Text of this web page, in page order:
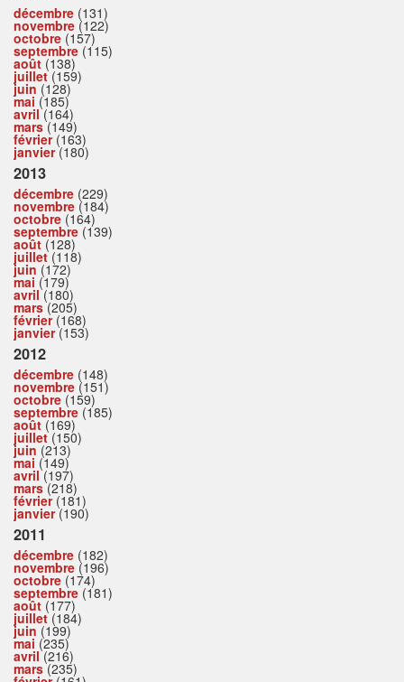
décembre (131)
novembre (122)
octobre (157)
septembre (115)
août (138)
juillet(159)
juin (128)
mai (185)
avril(164)
mars(149)
février(163)
janvier(180)
2013
décembre (229)
novembre (184)
octobre (164)
septembre (139)
août (128)
juillet(118)
juin (172)
mai (179)
avril(180)
mars(205)
février(168)
janvier(153)
2012
décembre (148)
novembre (151)
octobre (159)
septembre (185)
août (169)
juillet(150)
juin (213)
mai (149)
avril(197)
mars(218)
février(181)
janvier(190)
2011
décembre (182)
novembre (196)
octobre (174)
septembre (181)
août (177)
juillet(184)
juin (199)
mai (235)
avril(216)
mars(235)